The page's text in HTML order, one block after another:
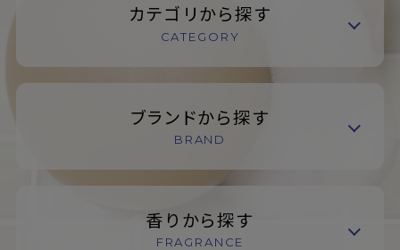
カテゴリから探す
CATEGORY
ブランドから探す
BRAND
香りから探す
FRAGRANCE